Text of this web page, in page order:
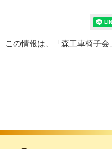
この情報は、「 森工車椅子会